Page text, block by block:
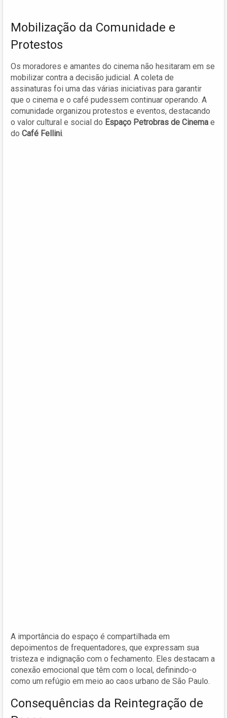
Mobilização da Comunidade e
Protestos
Os moradores e amantes do cinema não hesitaram em se
mobilizar contra a decisão judicial. A coleta de
assinaturas foi uma das várias iniciativas para garantir
que o cinema e o café pudessem continuar operando. A
comunidade organizou protestos e eventos, destacando
o valor cultural e social do Espaço Petrobras de Cinema e
do Café Fellini.
A importância do espaço é compartilhada em
depoimentos de frequentadores, que expressam sua
tristeza e indignação com o fechamento. Eles destacam a
conexão emocional que têm com o local, definindo-o
como um refúgio em meio ao caos urbano de São Paulo.
Consequências da Reintegração de